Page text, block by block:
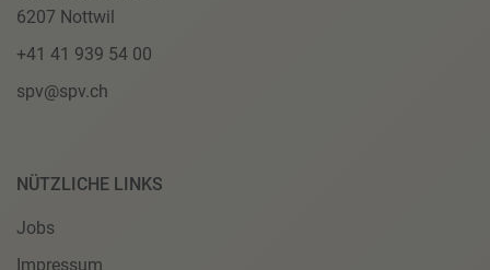
6207 Nottwil
+41 41 939 54 00
spv@spv.ch
NÜTZLICHE LINKS
Jobs
Impressum